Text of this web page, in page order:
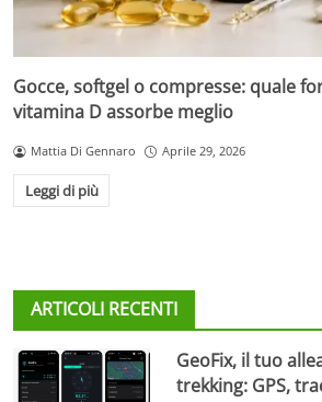
Gocce, softgel o compresse: quale
vitamina D assorbe meglio
Mattia Di Gennaro Aprile 29, 2026
Leggi di più
ARTICOLI RECENTI
GeoFix, il tuo
trekking: GPS,